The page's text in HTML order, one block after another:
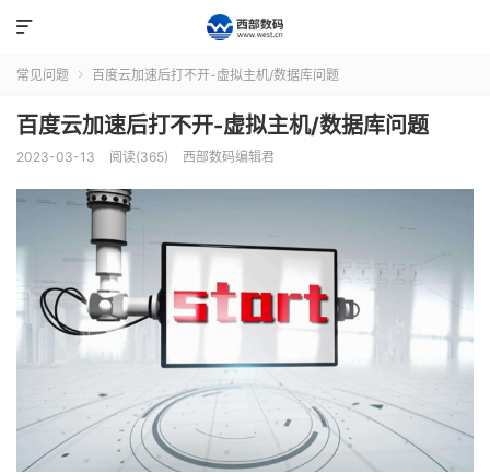

常见问题  百度云加速后打不开-虚拟主机/数据库问题
百度云加速后打不开-虚拟主机/数据库问题
2023-03-13 阅读(365) 西部数码编辑君